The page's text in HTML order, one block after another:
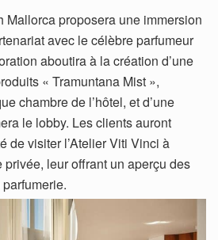
Mallorca proposera une immersion
avec le célèbre parfumeur
aboutira à la création d’une
« Tramuntana Mist »,
chambre de l’hôtel, et d’une
le lobby. Les clients auront
de visiter l’Atelier Viti Vinci à
privée, leur offrant un aperçu des